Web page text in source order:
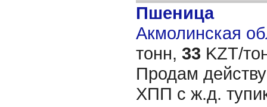
Пшеница
Акмолинская
тонн, 33 KZT/
Продам
ХПП с ж.д.